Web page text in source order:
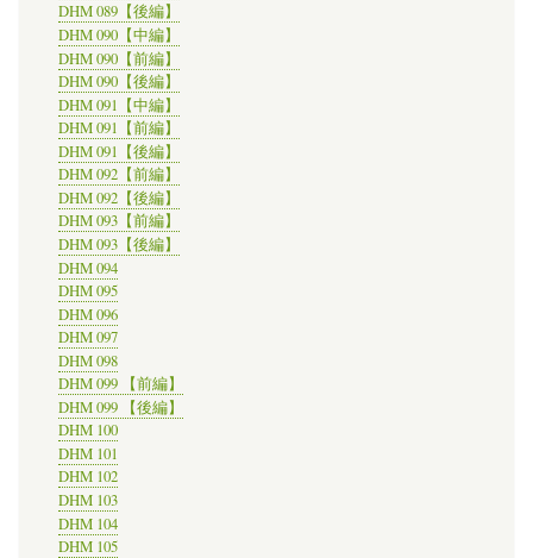
DHM 089【後編】
DHM 090【中編】
DHM 090【前編】
DHM 090【後編】
DHM 091【中編】
DHM 091【前編】
DHM 091【後編】
DHM 092【前編】
DHM 092【後編】
DHM 093【前編】
DHM 093【後編】
DHM 094
DHM 095
DHM 096
DHM 097
DHM 098
DHM 099 【前編】
DHM 099 【後編】
DHM 100
DHM 101
DHM 102
DHM 103
DHM 104
DHM 105